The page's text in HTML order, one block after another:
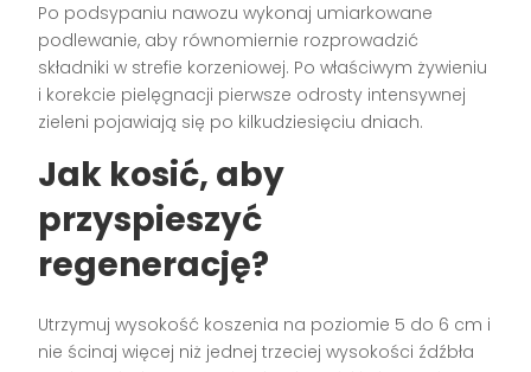
Po podsypaniu nawozu wykonaj umiarkowane
podlewanie, aby równomiernie rozprowadzić
składniki w strefie korzeniowej. Po właściwym żywieniu
i korekcie pielęgnacji pierwsze odrosty intensywnej
zieleni pojawiają się po kilkudziesięciu dniach.
Jak kosić, aby
przyspieszyć
regenerację?
Utrzymuj wysokość koszenia na poziomie 5 do 6 cm i
nie ścinaj więcej niż jednej trzeciej wysokości źdźbła